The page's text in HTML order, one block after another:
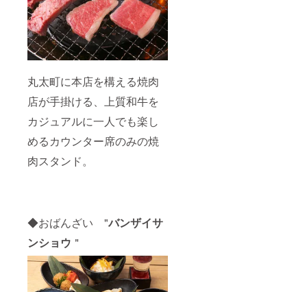
丸太町に本店を構える焼肉
店が手掛ける、上質和牛を
カジュアルに一人でも楽し
めるカウンター席のみの焼
肉スタンド。
◆おばんざい "バンザイサ
ンショウ ＂